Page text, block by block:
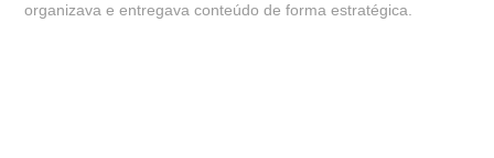
organizava e entregava conteúdo de forma estratégica.